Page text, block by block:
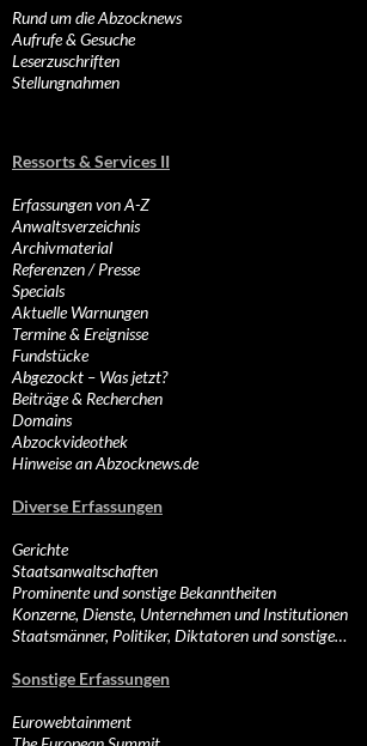
Rund um die Abzocknews
Aufrufe & Gesuche
Leserzuschriften
Stellungnahmen
Ressorts & Services II
Erfassungen von A-Z
Anwaltsverzeichnis
Archivmaterial
Referenzen / Presse
Specials
Aktuelle Warnungen
Termine & Ereignisse
Fundstücke
Abgezockt – Was jetzt?
Beiträge & Recherchen
Domains
Abzockvideothek
Hinweise an Abzocknews.de
Diverse Erfassungen
Gerichte
Staatsanwaltschaften
Prominente und sonstige Bekanntheiten
Konzerne, Dienste, Unternehmen und Institutionen
Staatsmänner, Politiker, Diktatoren und sonstige…
Sonstige Erfassungen
Eurowebtainment